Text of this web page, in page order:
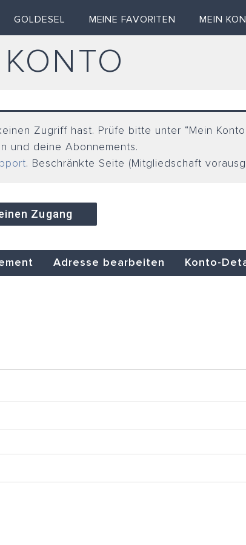
GOLDESEL MEINE FAVORITEN MEIN
KONTO
Zugriff hast. Prüfe bitte unter “Mein
und deine Abonnements.
. Beschränkte Seite (Mitgliedschaft
Zugang
Adresse bearbeiten Konto-